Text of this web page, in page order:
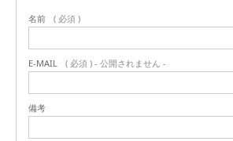
名前 ( 必須 )
E-MAIL ( 必須 ) - 公開されません -
備考